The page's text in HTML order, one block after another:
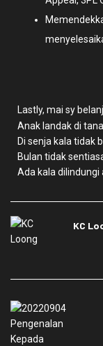
Lastly, mai sy
Anak landak di
Di senja kala tidak
Bulan tidak
Ada kala dilindungi
KC